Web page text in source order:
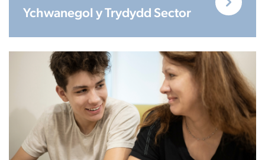
Ychwanegol y Trydydd Sector